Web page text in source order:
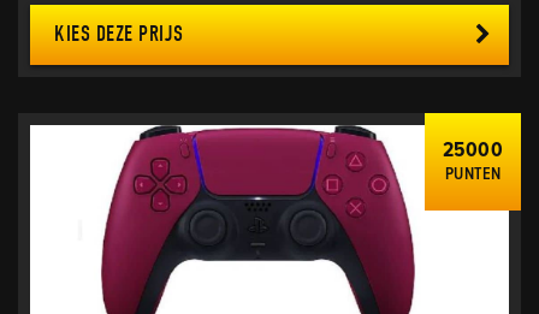
KIES DEZE PRIJS
25000
PUNTEN